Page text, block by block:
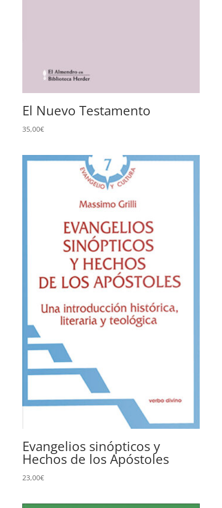
El Nuevo Testamento
35,00€
Evangelios sinópticos y
Hechos de los Apóstoles
23,00€